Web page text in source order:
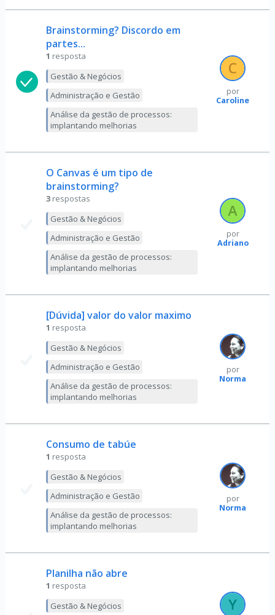
Brainstorming? Discordo em
partes...
1 resposta
Gestão & Negócios
Administração e Gestão
Análise da gestão de processos:
implantando melhorias
por
Caroline
O Canvas é um tipo de
brainstorming?
3 respostas
Gestão & Negócios
Administração e Gestão
Análise da gestão de processos:
implantando melhorias
por
Adriano
[Dúvida] valor do valor maximo
1 resposta
Gestão & Negócios
Administração e Gestão
Análise da gestão de processos:
implantando melhorias
por
Norma
Consumo de tabúe
1 resposta
Gestão & Negócios
Administração e Gestão
Análise da gestão de processos:
implantando melhorias
por
Norma
Planilha não abre
1 resposta
Gestão & Negócios